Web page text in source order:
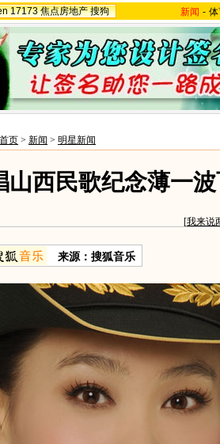
17173 焦点房地产 搜狗 新闻 -
页 > 新闻 > 明星新闻
山西民歌纪念薄一
[我来说
来源：搜狐音乐